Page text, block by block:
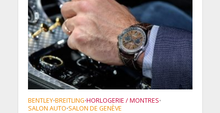
BENTLEY•BREITLING•HORLOGERIE / MONTRES•
SALON AUTO•SALON DE GENÈVE